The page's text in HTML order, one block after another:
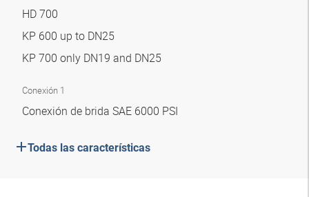
HD 700
KP 600 up to DN25
KP 700 only DN19 and DN25
Conexión 1
Conexión de brida SAE 6000 PSI
Todas las características